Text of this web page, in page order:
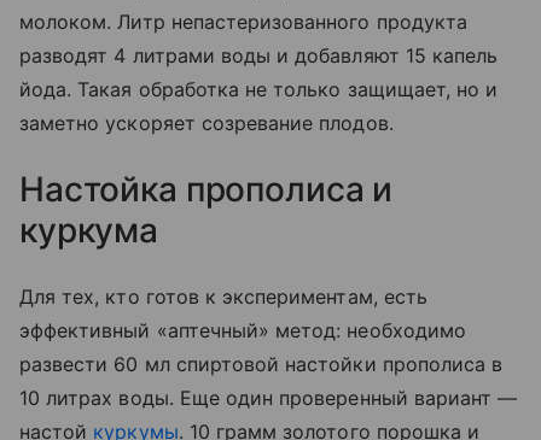
молоком. Литр непастеризованного продукта
разводят 4 литрами воды и добавляют 15 капель
йода. Такая обработка не только защищает, но и
заметно ускоряет созревание плодов.
Настойка прополиса и
куркума
Для тех, кто готов к экспериментам, есть
эффективный «аптечный» метод: необходимо
развести 60 мл спиртовой настойки прополиса в
10 литрах воды. Еще один проверенный вариант —
настой куркумы. 10 грамм золотого порошка и